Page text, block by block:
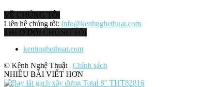
VỀ CHÚNG TÔI
Liên hệ chúng tôi: info@kenhnghethuat.com
THEO DÕI CHÚNG TÔI
kenhnghethuat.com
© Kênh Nghệ Thuật | Chính sách
NHIỀU BÀI VIẾT HƠN